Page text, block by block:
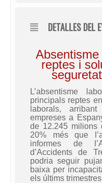
DETALLES DEL
reptes i
L’absentisme
principals reptes
laborals,
empreses a
de 12.245 milions
20% més que
informes de
d’Accidents de
podria seguir
baixa per
els últims